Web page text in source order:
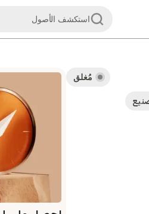
استكشف الأصول
مُغلق